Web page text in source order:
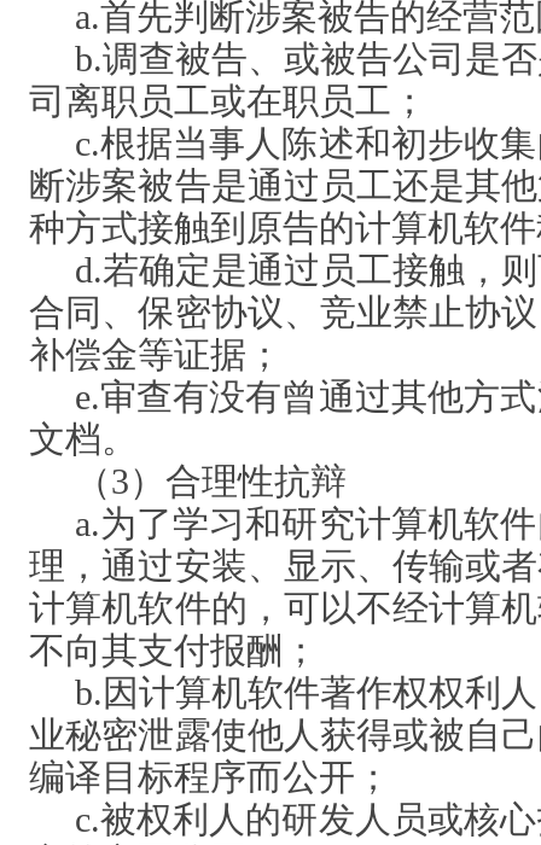
a.首先判断涉案被告的经营
b.调查被告、或被告公司是
司离职员工或在职员工；
c.根据当事人陈述和初步收
断涉案被告是通过员工还是其
种方式接触到原告的计算机软
d.若确定是通过员工接触，
合同、保密协议、竞业禁止协
补偿金等证据；
e.审查有没有曾通过其他方
文档。
（3）合理性抗辩
a.为了学习和研究计算机软
理，通过安装、显示、传输或
计算机软件的，可以不经计算
不向其支付报酬；
b.因计算机软件著作权权利
业秘密泄露使他人获得或被自
编译目标程序而公开；
c.被权利人的研发人员或核